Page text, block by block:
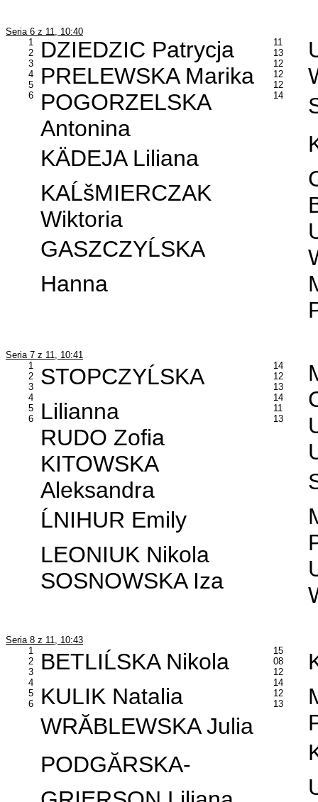
Seria 6 z 11, 10:40
1
2
3
4
5
6
DZIEDZIC Patrycja
PRELEWSKA Marika
POGORZELSKA
Antonina
KÄDEJA Liliana
KAĹšMIERCZAK
Wiktoria
GASZCZYĹSKA
Hanna
11
13
12
12
12
14
Seria 7 z 11, 10:41
1
2
3
4
5
6
STOPCZYĹSKA
Lilianna
RUDO Zofia
KITOWSKA
Aleksandra
ĹNIHUR Emily
LEONIUK Nikola
SOSNOWSKA Iza
14
12
13
14
11
13
Seria 8 z 11, 10:43
1
2
3
4
5
6
BETLIĹSKA Nikola
KULIK Natalia
WRĂBLEWSKA Julia
PODGĂRSKA-
15
08
12
14
12
13